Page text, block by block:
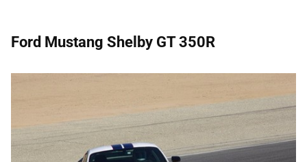
Ford Mustang Shelby GT 350R